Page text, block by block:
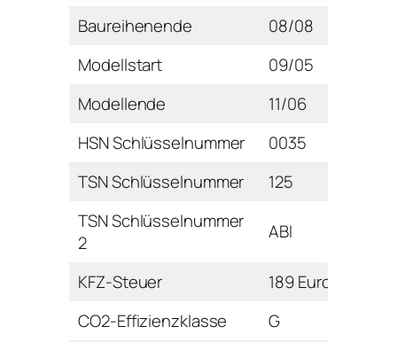
Baureihenende
08/08
Modellstart
09/05
Modellende
11/06
HSN Schlüsselnummer
0035
TSN Schlüsselnummer
125
TSN Schlüsselnummer
2
ABI
KFZ-Steuer
189 Euro
CO2-Effizienzklasse
G